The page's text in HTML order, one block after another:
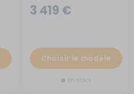
3 419 €
Choisir le modèle
En stock